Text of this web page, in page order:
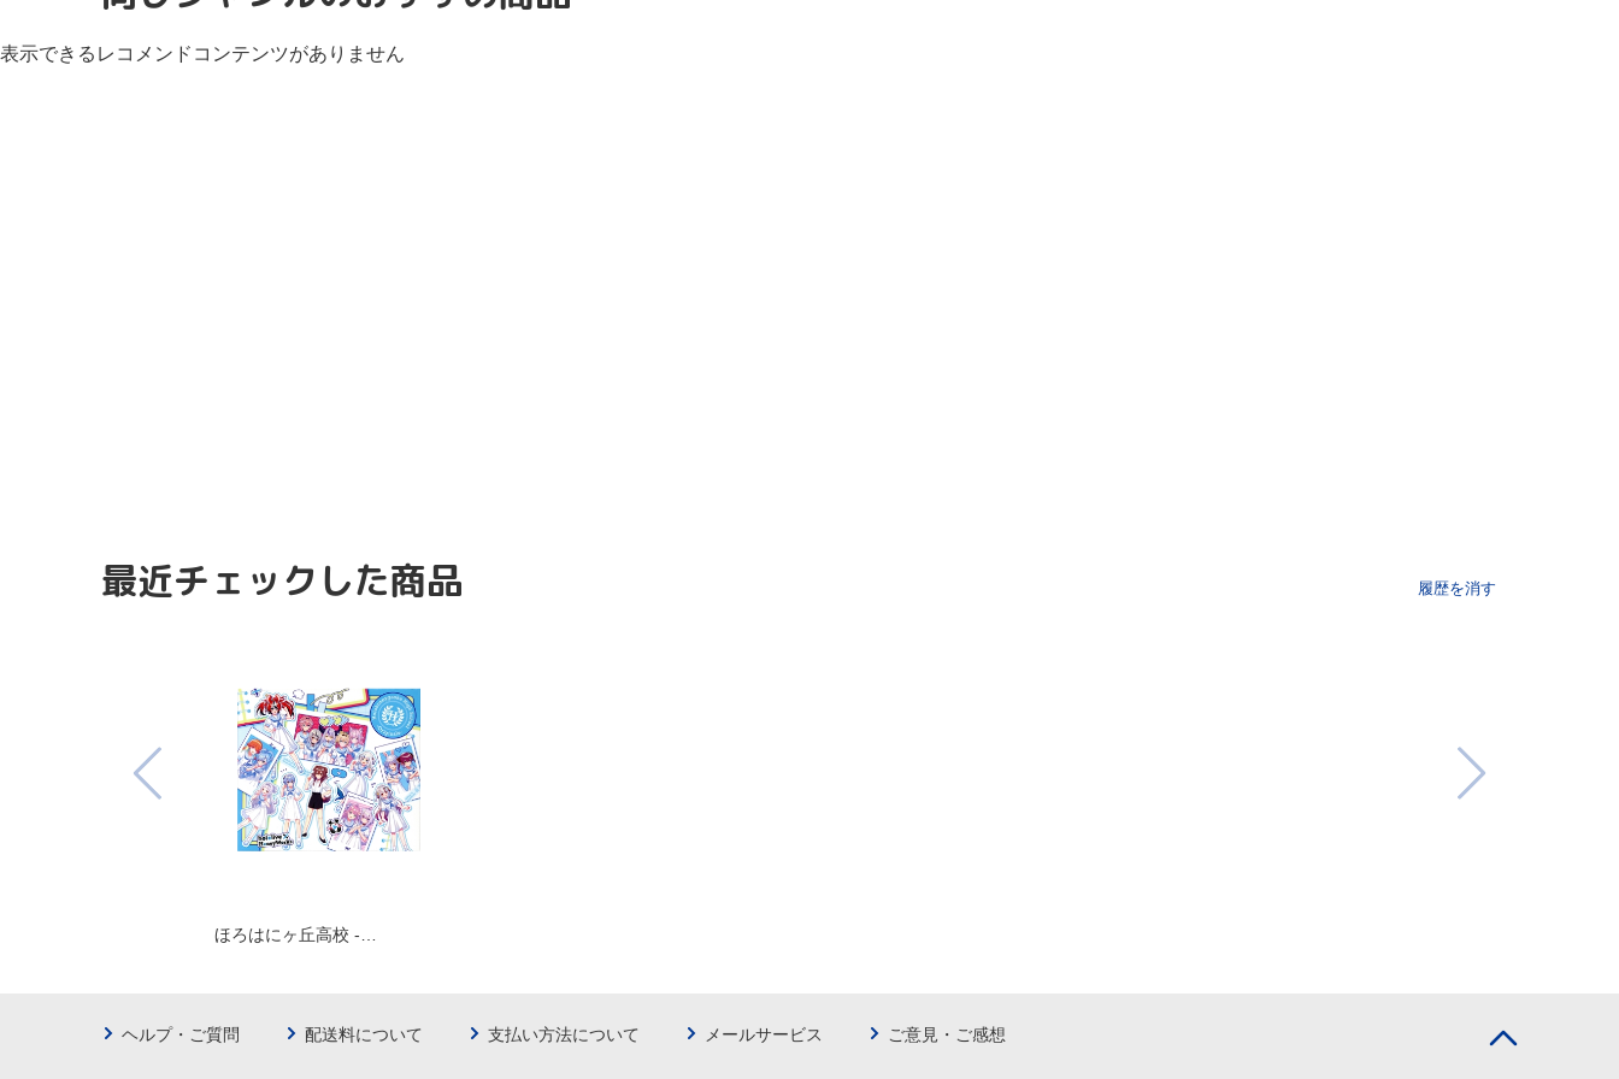
表示できるレコメンドコンテンツがありません
最近チェックした商品 履歴を消す
ほろはにヶ丘高校 -…
ヘルプ・ご質問 配送料について 支払い方法について メールサービス ご意見・ご感想